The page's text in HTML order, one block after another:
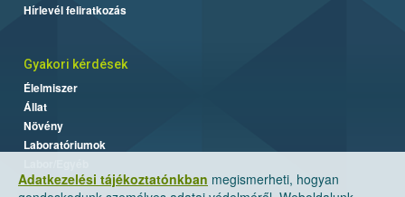
Adatkezelési tájékoztatónkban megismerheti, hogyan
Hírlevél feliratkozás
Gyakori kérdések
Élelmiszer
Állat
Növény
Laboratóriumok